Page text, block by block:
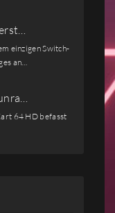
einzigen Switch-
an…
64 HD befasst